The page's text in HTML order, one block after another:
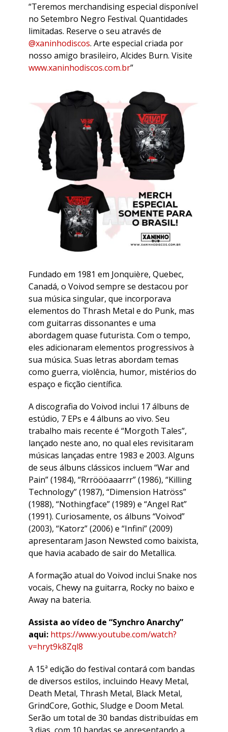
“Teremos merchandising especial disponível
no Setembro Negro Festival. Quantidades
limitadas. Reserve o seu através de
@xaninhodiscos. Arte especial criada por
nosso amigo brasileiro, Alcides Burn. Visite
www.xaninhodiscos.com.br”
Fundado em 1981 em Jonquière, Quebec,
Canadá, o Voivod sempre se destacou por
sua música singular, que incorporava
elementos do Thrash Metal e do Punk, mas
com guitarras dissonantes e uma
abordagem quase futurista. Com o tempo,
eles adicionaram elementos progressivos à
sua música. Suas letras abordam temas
como guerra, violência, humor, mistérios do
espaço e ficção científica.
A discografia do Voivod inclui 17 álbuns de
estúdio, 7 EPs e 4 álbuns ao vivo. Seu
trabalho mais recente é “Morgoth Tales”,
lançado neste ano, no qual eles revisitaram
músicas lançadas entre 1983 e 2003. Alguns
de seus álbuns clássicos incluem “War and
Pain” (1984), “Rrröööaaarrr” (1986), “Killing
Technology” (1987), “Dimension Hatröss”
(1988), “Nothingface” (1989) e “Angel Rat”
(1991). Curiosamente, os álbuns “Voivod”
(2003), “Katorz” (2006) e “Infini” (2009)
apresentaram Jason Newsted como baixista,
que havia acabado de sair do Metallica.
A formação atual do Voivod inclui Snake nos
vocais, Chewy na guitarra, Rocky no baixo e
Away na bateria.
Assista ao vídeo de “Synchro Anarchy”
aqui: https://www.youtube.com/watch?
v=hryt9k8Zql8
A 15ª edição do festival contará com bandas
de diversos estilos, incluindo Heavy Metal,
Death Metal, Thrash Metal, Black Metal,
GrindCore, Gothic, Sludge e Doom Metal.
Serão um total de 30 bandas distribuídas em